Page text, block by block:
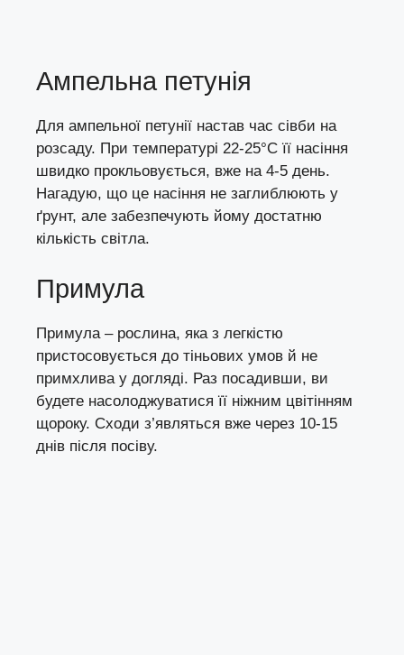
Ампельна петунія
Для ампельної петунії настав час сівби на
розсаду. При температурі 22-25°C її насіння
швидко прокльовується, вже на 4-5 день.
Нагадую, що це насіння не заглиблюють у
ґрунт, але забезпечують йому достатню
кількість світла.
Примула
Примула – рослина, яка з легкістю
пристосовується до тіньових умов й не
примхлива у догляді. Раз посадивши, ви
будете насолоджуватися її ніжним цвітінням
щороку. Сходи з’являться вже через 10-15
днів після посіву.